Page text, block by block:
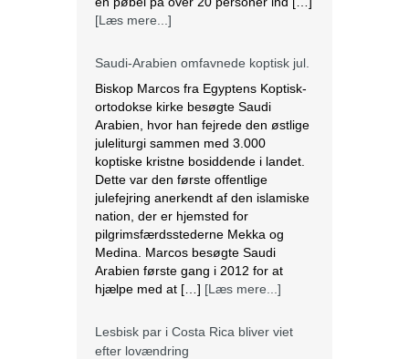
Medina. Marcos besøgte Saudi
Arabien første gang i 2012 for at
Lesbisk par i Costa Rica bliver viet
efter lovændring
De første vielser i Costa Rica mellem
par af samme køn har fundet sted
tirsdag. Det skriver BBC. Dermed er
Costa Rica det første
centralamerikanske land, der tillader
homoseksuelle par at gifte sig. Det
lesbiske par Alexandra Quiros og
Dunia Araya blev de første til at sige
“ja” til hinanden. Brylluppet blev vist
på nationalt […][Læs mere...]
Abbas erklærer alle aftaler med Israel